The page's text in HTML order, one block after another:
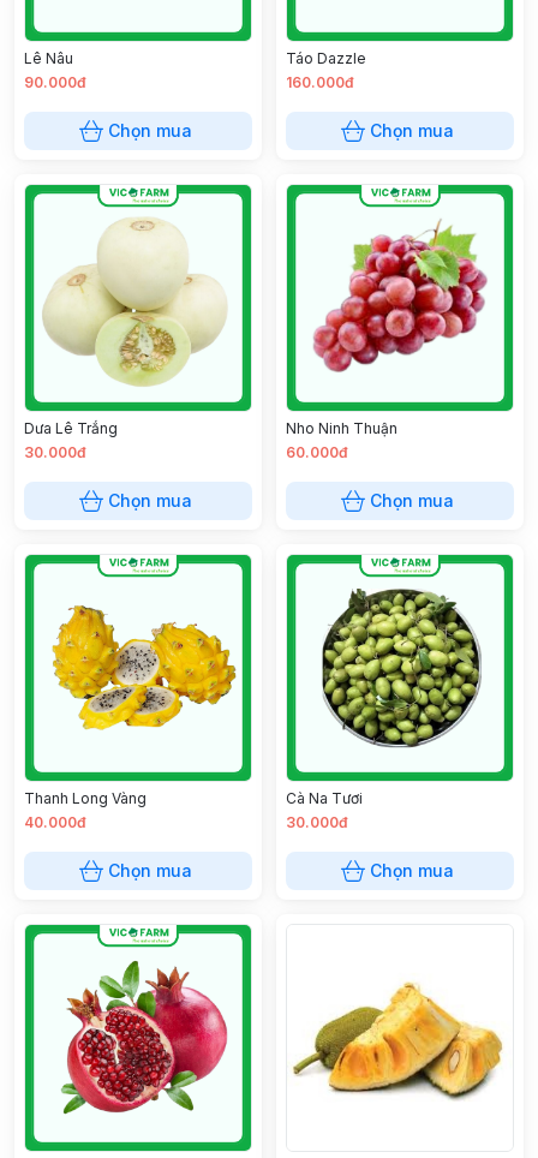
Lê Nâu
90.000đ
Chọn mua
Táo Dazzle
160.000đ
Chọn mua
Dưa Lê Trắng
30.000đ
Chọn mua
Nho Ninh Thuận
60.000đ
Chọn mua
Thanh Long Vàng
40.000đ
Chọn mua
Cà Na Tươi
30.000đ
Chọn mua